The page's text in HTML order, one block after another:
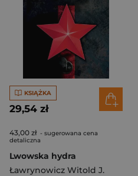
KSIĄŻKA
29,54 zł
43,00 zł - sugerowana cena
detaliczna
Lwowska hydra
Ławrynowicz Witold J.